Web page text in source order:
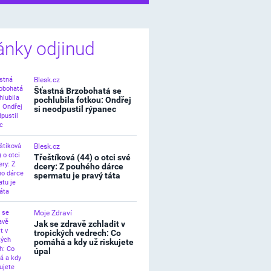
odjinud
Blesk.cz
Šťastná Brzobohatá se
pochlubila fotkou: Ondřej
si neodpustil rýpanec
Blesk.cz
Třeštíková (44) o otci své
dcery: Z pouhého dárce
spermatu je pravý táta
Moje Zdraví
Jak se zdravě zchladit v
tropických vedrech: Co
pomáhá a kdy už riskujete
úpal